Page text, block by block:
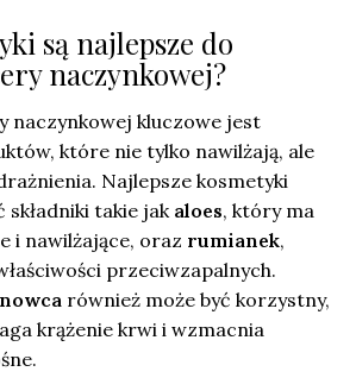
są najlepsze do
naczynkowej?
naczynkowej kluczowe jest
które nie tylko nawilżają, ale
Najlepsze kosmetyki
takie jak aloes, który ma
i nawilżające, oraz rumianek,
przeciwzapalnych.
również może być korzystny,
krążenie krwi i wzmacnia